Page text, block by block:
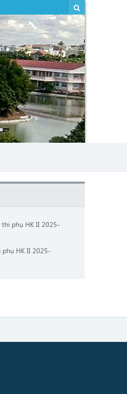
phụ HK II 2025-
phụ HK II 2025-